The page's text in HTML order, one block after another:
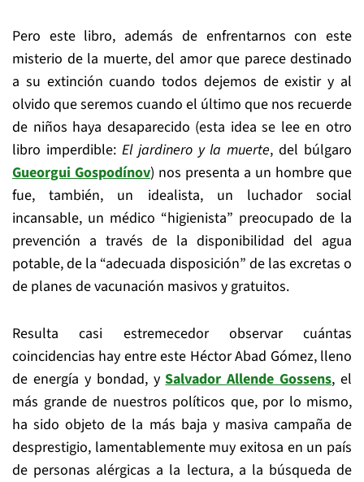
Pero este libro, además de enfrentarnos con este
misterio de la muerte, del amor que parece destinado
a su extinción cuando todos dejemos de existir y al
olvido que seremos cuando el último que nos recuerde
de niños haya desaparecido (esta idea se lee en otro
libro imperdible: El jardinero y la muerte, del búlgaro
Gueorgui Gospodínov) nos presenta a un hombre que
fue, también, un idealista, un luchador social
incansable, un médico “higienista” preocupado de la
prevención a través de la disponibilidad del agua
potable, de la “adecuada disposición” de las excretas o
de planes de vacunación masivos y gratuitos.
Resulta casi estremecedor observar cuántas
coincidencias hay entre este Héctor Abad Gómez, lleno
de energía y bondad, ySalvador Allende Gossens, el
más grande de nuestros políticos que, por lo mismo,
ha sido objeto de la más baja y masiva campaña de
desprestigio, lamentablemente muy exitosa en un país
de personas alérgicas a la lectura, a la búsqueda de